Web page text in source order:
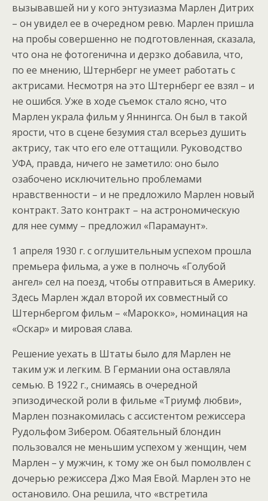
вызывавшей ни у кого энтузиазма Марлен Дитрих
– он увидел ее в очередном ревю. Марлен пришла
на пробы совершенно не подготовленная, сказала,
что она не фотогенична и дерзко добавила, что,
по ее мнению, Штернберг не умеет работать с
актрисами. Несмотря на это Штернберг ее взял – и
не ошибся. Уже в ходе съемок стало ясно, что
Марлен украла фильм у Яннингса. Он был в такой
ярости, что в сцене безумия стал всерьез душить
актрису, так что его еле оттащили. Руководство
УФА, правда, ничего не заметило: оно было
озабочено исключительно проблемами
нравственности – и не предложило Марлен новый
контракт. Зато контракт – на астрономическую
для нее сумму – предложил «Парамаунт».
1 апреля 1930 г. с оглушительным успехом прошла
премьера фильма, а уже в полночь «Голубой
ангел» сел на поезд, чтобы отправиться в Америку.
Здесь Марлен ждал второй их совместный со
Штернбергом фильм – «Марокко», номинация на
«Оскар» и мировая слава.
Решение уехать в Штаты было для Марлен не
таким уж и легким. В Германии она оставляла
семью. В 1922 г., снимаясь в очередной
эпизодической роли в фильме «Триумф любви»,
Марлен познакомилась с ассистентом режиссера
Рудольфом Зибером. Обаятельный блондин
пользовался не меньшим успехом у женщин, чем
Марлен – у мужчин, к тому же он был помолвлен с
дочерью режиссера Джо Мая Евой. Марлен это не
остановило. Она решила, что «встретила